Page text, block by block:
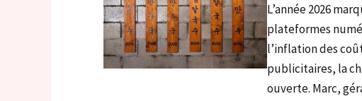
L’année 2026
plateformes
l’inflation des
publicitaires, la
ouverte. Marc,